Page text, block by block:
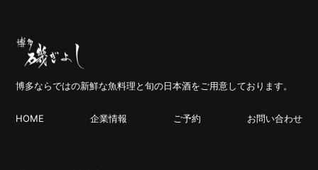
博多ならではの新鮮な魚料理と旬の日本酒をご用意しております。
HOME 企業情報 ご予約 お問い合わせ